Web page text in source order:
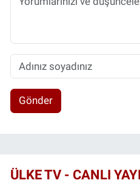
Gönder
ÜLKE TV - CANLI